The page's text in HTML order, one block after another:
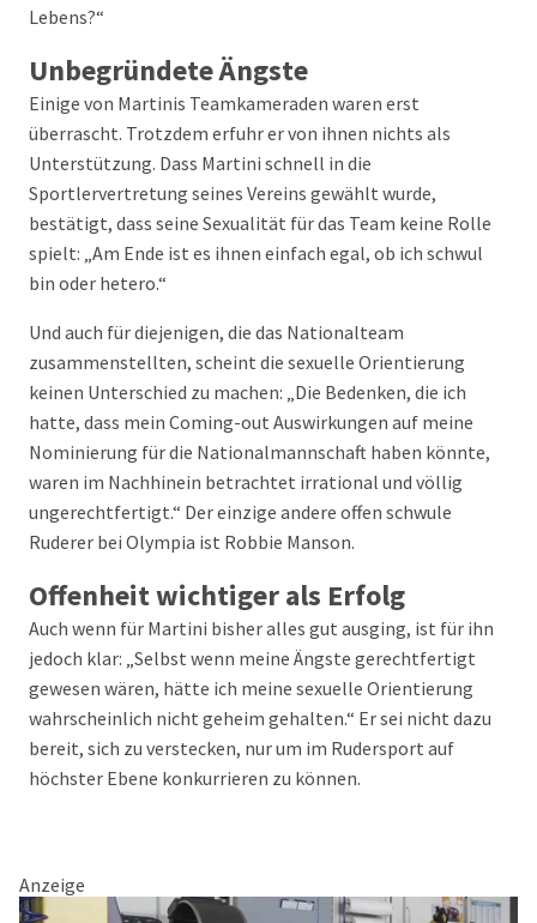
Lebens?“
Unbegründete Ängste
Einige von Martinis Teamkameraden waren erst
überrascht. Trotzdem erfuhr er von ihnen nichts als
Unterstützung. Dass Martini schnell in die
Sportlervertretung seines Vereins gewählt wurde,
bestätigt, dass seine Sexualität für das Team keine Rolle
spielt: „Am Ende ist es ihnen einfach egal, ob ich schwul
bin oder hetero.“
Und auch für diejenigen, die das Nationalteam
zusammenstellten, scheint die sexuelle Orientierung
keinen Unterschied zu machen: „Die Bedenken, die ich
hatte, dass mein Coming-out Auswirkungen auf meine
Nominierung für die Nationalmannschaft haben könnte,
waren im Nachhinein betrachtet irrational und völlig
ungerechtfertigt.“ Der einzige andere offen schwule
Ruderer bei Olympia ist Robbie Manson.
Offenheit wichtiger als Erfolg
Auch wenn für Martini bisher alles gut ausging, ist für ihn
jedoch klar: „Selbst wenn meine Ängste gerechtfertigt
gewesen wären, hätte ich meine sexuelle Orientierung
wahrscheinlich nicht geheim gehalten.“ Er sei nicht dazu
bereit, sich zu verstecken, nur um im Rudersport auf
höchster Ebene konkurrieren zu können.
Anzeige